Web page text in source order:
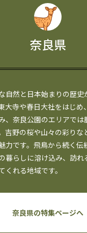
奈良県
自然と日本始まりの歴史
大寺や春日大社をはじめ
、奈良公園のエリアでは
吉野の桜や山々の彩りな
力です。飛鳥から続く伝
暮らしに溶け込み、訪
くれる地域です。
奈良県の特集ページへ